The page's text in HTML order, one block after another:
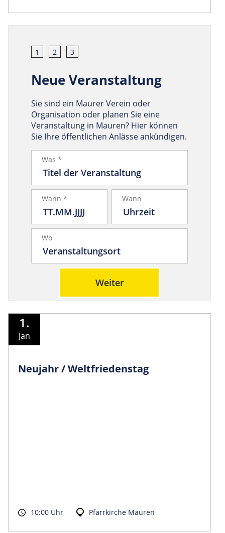
1 2 3
Neue Veranstaltung
Sie sind ein Maurer Verein oder
Organisation oder planen Sie eine
Veranstaltung in Mauren? Hier können
Sie Ihre öffentlichen Anlässe ankündigen.
Was *
Wann * Wann
Wo
Weiter
1.
Jan
Neujahr / Weltfriedenstag
10:00 Uhr Pfarrkirche Mauren